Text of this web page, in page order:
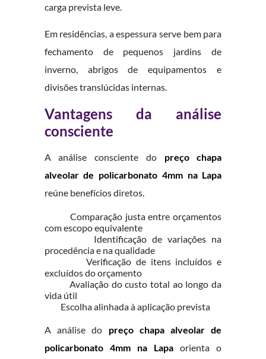
carga prevista leve.
Em residências, a espessura serve bem para
fechamento de pequenos jardins de
inverno, abrigos de equipamentos e
divisões translúcidas internas.
Vantagens da análise
consciente
A análise consciente do preço chapa
alveolar de policarbonato 4mm na Lapa
reúne benefícios diretos.
Comparação justa entre orçamentos
com escopo equivalente
Identificação de variações na
procedência e na qualidade
Verificação de itens incluídos e
excluídos do orçamento
Avaliação do custo total ao longo da
vida útil
Escolha alinhada à aplicação prevista
A análise do preço chapa alveolar de
policarbonato 4mm na Lapa orienta o